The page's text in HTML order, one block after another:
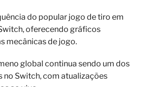
do popular jogo de tiro em
oferecendo gráficos
mecânicas de jogo.
global continua sendo um dos
no Switch, com atualizações